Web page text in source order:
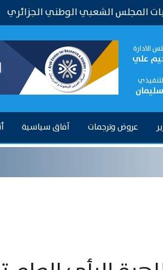
دوافع الوطني الجزائري
الادارة
علي
عروض وترجمات آفاق سياسية